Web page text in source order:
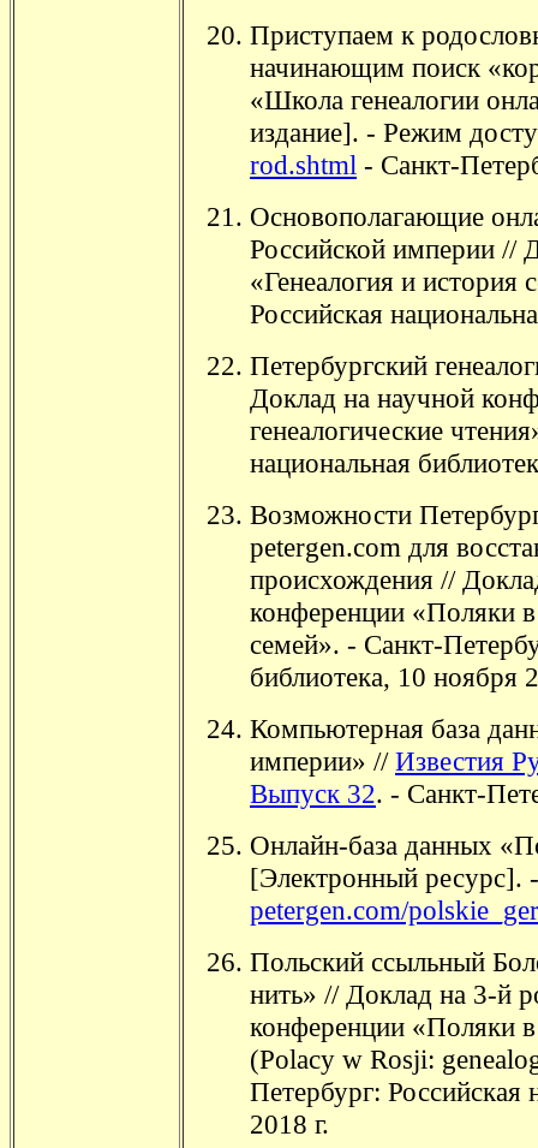
Приступаем к
начинающим поиск
«Школа генеалогии
издание]. - Режим
rod.shtml - Санкт-
Основополагающие
Российской империи //
«Генеалогия и история
Российская
Петербургский
Доклад на научной
генеалогические
национальная
Возможности
petergen.com для
происхождения //
конференции «Поляки в
семей». - Санкт-
библиотека, 10 ноября
Компьютерная база
империи» //Известия
Выпуск 32. - Санкт-
Онлайн-база данных
[Электронный ресурс].
petergen.com/
Польский ссыльный
нить» // Доклад на 3-й
конференции «Поляки в
(Polacy w Rosji:
Петербург: Российская
2018 г.